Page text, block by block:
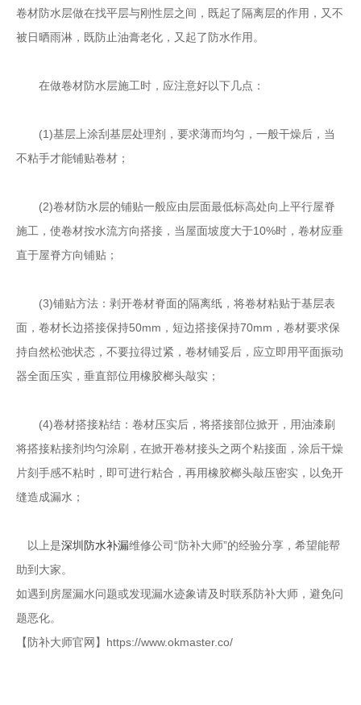
卷材防水层做在找平层与刚性层之间，既起了隔离层的作用，又不
被日晒雨淋，既防止油膏老化，又起了防水作用。
在做卷材防水层施工时，应注意好以下几点：
(1)基层上涂刮基层处理剂，要求薄而均匀，一般干燥后，当
不粘手才能铺贴卷材；
(2)卷材防水层的铺贴一般应由层面最低标高处向上平行屋脊
施工，使卷材按水流方向搭接，当屋面坡度大于10%时，卷材应垂
直于屋脊方向铺贴；
(3)铺贴方法：剥开卷材脊面的隔离纸，将卷材粘贴于基层表
面，卷材长边搭接保持50mm，短边搭接保持70mm，卷材要求保
持自然松弛状态，不要拉得过紧，卷材铺妥后，应立即用平面振动
器全面压实，垂直部位用橡胶榔头敲实；
(4)卷材搭接粘结：卷材压实后，将搭接部位掀开，用油漆刷
将搭接粘接剂均匀涂刷，在掀开卷材接头之两个粘接面，涂后干燥
片刻手感不粘时，即可进行粘合，再用橡胶榔头敲压密实，以免开
缝造成漏水；
以上是深圳防水补漏维修公司“防补大师”的经验分享，希望能帮
助到大家。
如遇到房屋漏水问题或发现漏水迹象请及时联系防补大师，避免问
题恶化。
【防补大师官网】https://www.okmaster.co/